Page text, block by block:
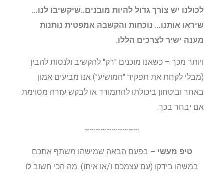
לכולנו יש צורך גדול להיות מובנים..שיקשיבו לנו…
שיראו אותנו… נוכחות והקשבה אמפטית נותנות
מענה ישיר לצרכים הללו.
ויותר מכך – כשאנו מוכנים "רק" להקשיב ולנסות להבין
(מבלי לקחת את תפקיד "המושיע") אנו מביעים אמון
באחר וביטחון ביכולתו להתמודד או לבקש עזרה מסוימת
אם יבחר בכך.
~~~~~~~~~~
טיפ מעשי – בפעם הבאה שמישהו משתף אתכם
במשהו בידקו (עם עצמכם ו/או איתו): מה הכי חשוב לו